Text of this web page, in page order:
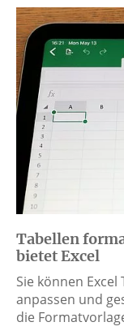
Tabellen
bietet Excel
Sie können
anpassen und
die